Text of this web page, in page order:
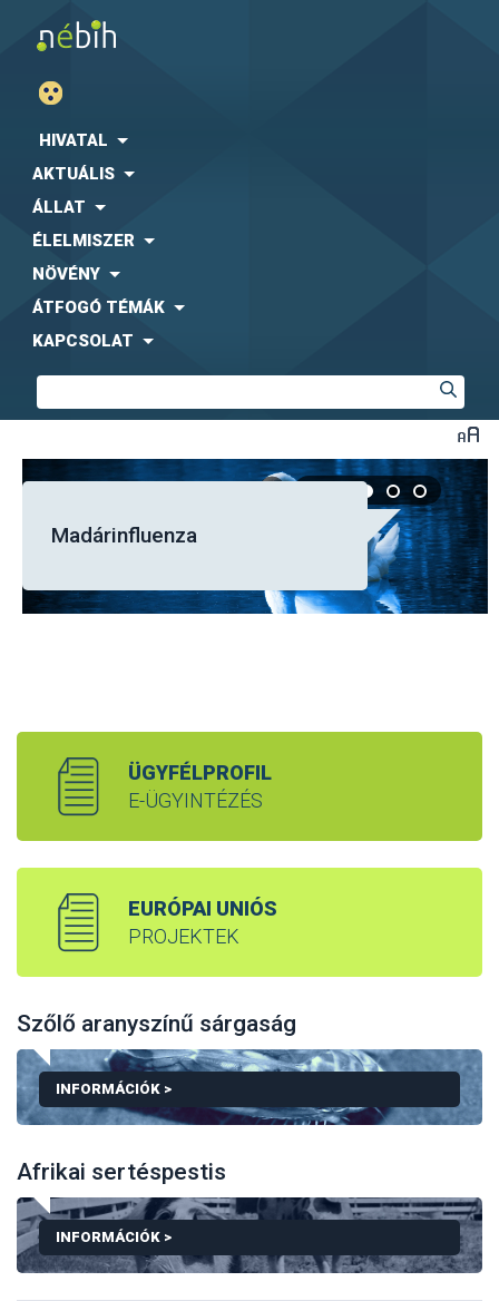
HIVATAL
AKTUÁLIS
ÁLLAT
ÉLELMISZER
NÖVÉNY
ÁTFOGÓ TÉMÁK
KAPCSOLAT
Madárinfluenza
ÜGYFÉLPROFIL
E-ÜGYINTÉZÉS
EURÓPAI UNIÓS
PROJEKTEK
Szőlő aranyszínű sárgaság
INFORMÁCIÓK >
TEMATIKUS ALOLDALUNKON MEGTALÁLHATJÁK A
Afrikai sertéspestis
INFORMÁCIÓK >